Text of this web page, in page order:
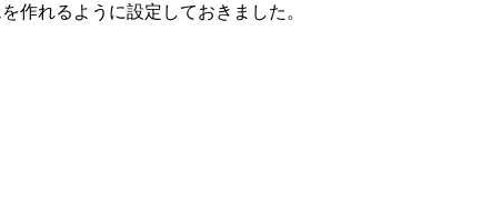
作れるように設定しておきました。